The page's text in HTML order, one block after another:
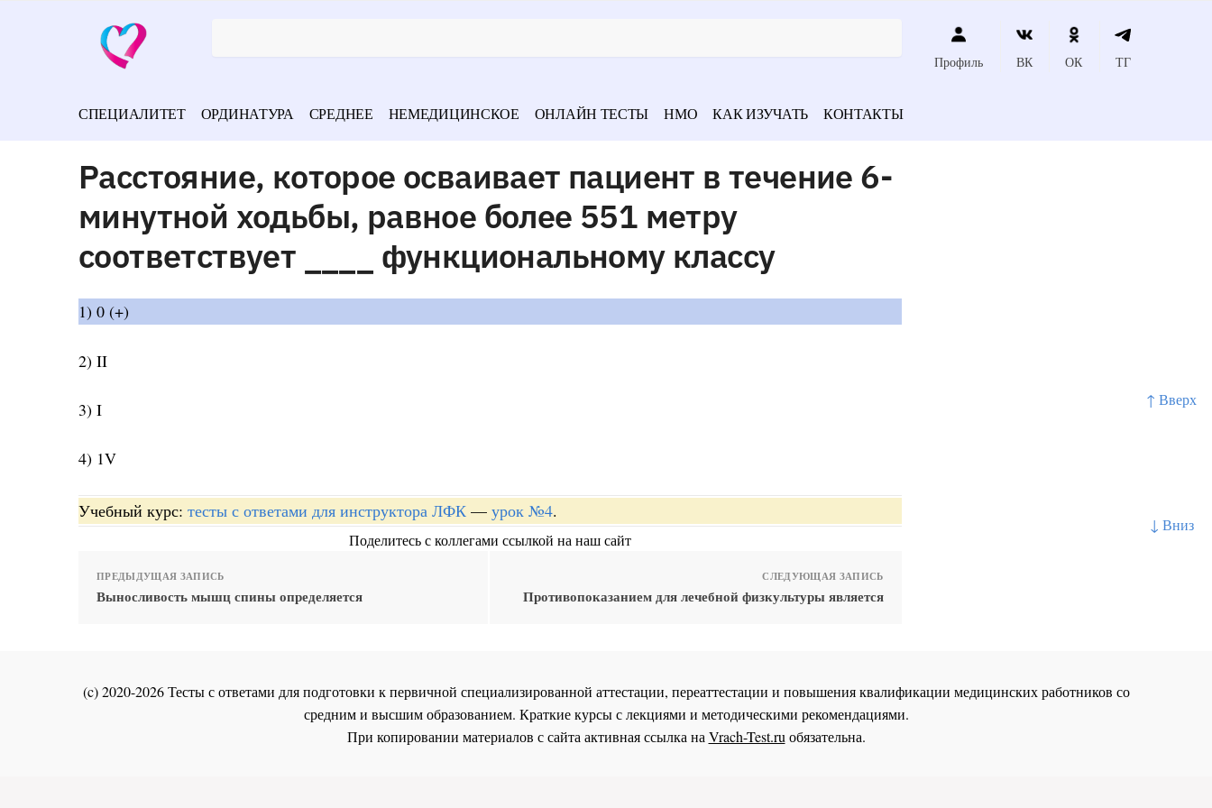
↑ Вверх
↓ Вниз
Профиль ВК ОК ТГ
СПЕЦИАЛИТЕТ ОРДИНАТУРА СРЕДНЕЕ НЕМЕДИЦИНСКОЕ ОНЛАЙН ТЕСТЫ НМО КАК ИЗУЧАТЬ КОНТАКТЫ
Расстояние, которое осваивает пациент в течение 6-
минутной ходьбы, равное более 551 метру
соответствует ____ функциональному классу
1) 0 (+)
2) II
3) I
4) 1V
Учебный курс: тесты с ответами для инструктора ЛФК — урок №4.
Поделитесь с коллегами ссылкой на наш сайт
ПРЕДЫДУЩАЯ ЗАПИСЬ
Выносливость мышц спины определяется
СЛЕДУЮЩАЯ ЗАПИСЬ
Противопоказанием для лечебной физкультуры является
(c) 2020-2026 Тесты с ответами для подготовки к первичной специализированной аттестации, переаттестации и повышения квалификации медицинских работников со
средним и высшим образованием. Краткие курсы с лекциями и методическими рекомендациями.
При копировании материалов с сайта активная ссылка на Vrach-Test.ru обязательна.